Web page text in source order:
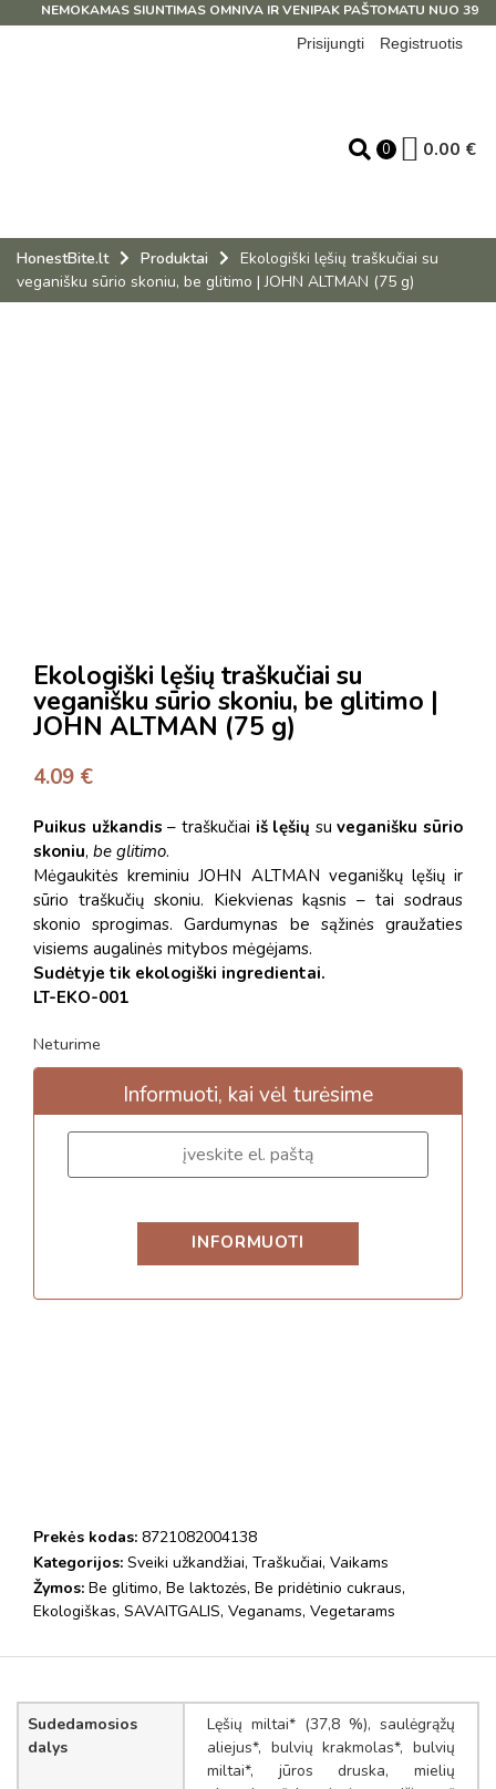
NEMOKAMAS SIUNTIMAS OMNIVA IR VENIPAK PAŠTOMATU NUO 39 EUR!
Prisijungti
Registruotis
0 0.00 €
HonestBite.lt Produktai
Ekologiški lęšių traškučiai su
veganišku sūrio skoniu, be glitimo | JOHN ALTMAN (75 g)
Ekologiški lęšių traškučiai su
veganišku sūrio skoniu, be glitimo |
JOHN ALTMAN (75 g)
4.09 €
Puikus užkandis – traškučiai iš lęšių suveganišku sūrio
skoniu, be glitimo.
Mėgaukitės kreminiu JOHN ALTMAN veganiškų lęšių ir
sūrio traškučių skoniu. Kiekvienas kąsnis – tai sodraus
skonio sprogimas. Gardumynas be sąžinės graužaties
visiems augalinės mitybos mėgėjams.
Sudėtyje tik ekologiški ingredientai.
LT-EKO-001
Neturime
Informuoti, kai vėl turėsime
Prekės kodas: 8721082004138
Kategorijos: Sveiki užkandžiai, Traškučiai, Vaikams
Žymos: Be glitimo, Be laktozės, Be pridėtinio cukraus,
Ekologiškas, SAVAITGALIS, Veganams, Vegetarams
Sudedamosios
dalys
Lęšių miltai* (37,8 %), saulėgrąžų
aliejus*, bulvių krakmolas*, bulvių
miltai*, jūros druska, mielių